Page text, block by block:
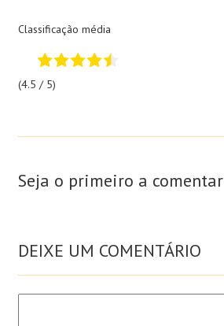
Classificação média
(4.5 / 5)
Seja o primeiro a comentar
DEIXE UM COMENTÁRIO